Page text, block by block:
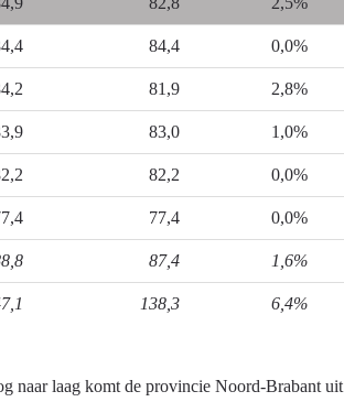
84,4 0,0%
81,9 2,8%
83,0 1,0%
82,2 0,0%
77,4 0,0%
87,4 1,6%
138,3 6,4%
naar laag komt de provincie Noord-Brabant